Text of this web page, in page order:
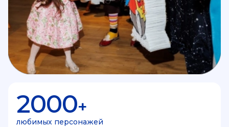
2000+
любимых персонажей